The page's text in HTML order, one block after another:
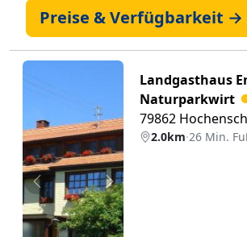
Preise & Verfügbarkeit →
Zurück Weiter
Landgasthaus
Naturparkwirt
79862
2.0km·26 Min.